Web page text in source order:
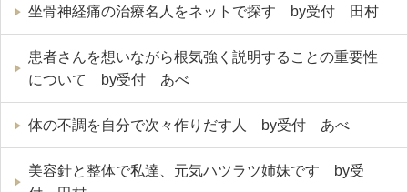
坐骨神経痛の治療名人をネットで探す by受付 田村
患者さんを想いながら根気強く説明することの重要性
について by受付 あべ
体の不調を自分で次々作りだす人 by受付 あべ
美容針と整体で私達、元気ハツラツ姉妹です by受